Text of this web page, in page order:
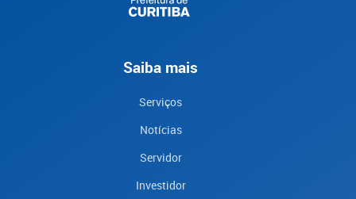
Saiba mais
Serviços
Notícias
Servidor
Investidor